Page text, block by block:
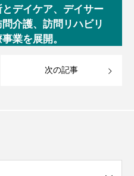
デイケア、デイサー
介護、訪問リハビリ
業を展開。
次の記事